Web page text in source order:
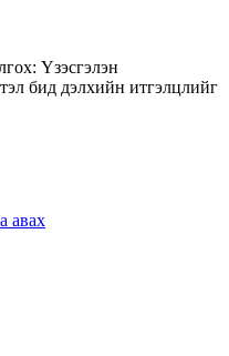
Үзэсгэлэн
бид дэлхийн итгэлцлийг
авах